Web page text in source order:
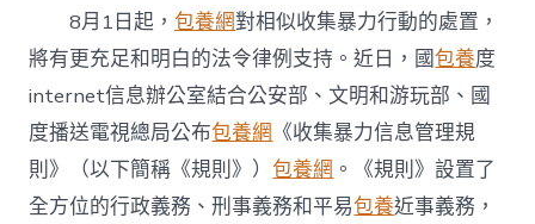
8月1日起，包養網對相似收集暴力行動的處置，
將有更充足和明白的法令律例支持。近日，國包養度
internet信息辦公室結合公安部、文明和游玩部、國
度播送電視總局公布包養網 《收集暴力信息管理規
則》（以下簡稱《規則》）包養網 。《規則》設置了
全方位的行政義務、刑事義務和平易包養近事義務，